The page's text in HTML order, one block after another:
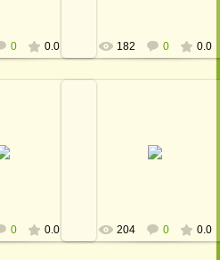
0 0.0 182 0 0.0
0 0.0 204 0 0.0